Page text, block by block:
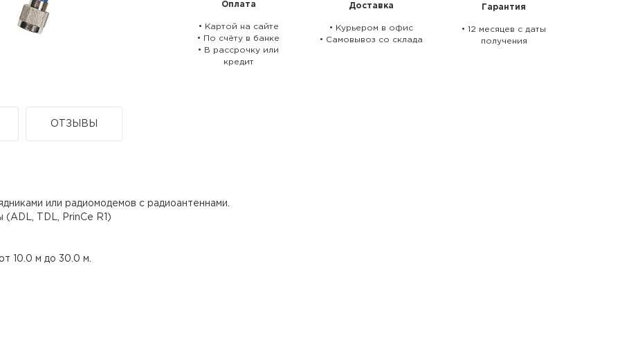
Оплата
• Картой на сайте
• По счёту в банке
• В рассрочку или
кредит
Доставка
• Курьером в офис
• Самовывоз со склада
Гарантия
• 12 месяцев c даты
получения
ОТЗЫВЫ
или радиомодемов с радиоантеннами.
(ADL, TDL, PrinCe R1)
10.0 м до 30.0 м.